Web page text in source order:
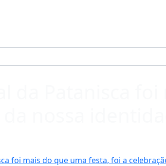
foi mais do que uma festa, foi a